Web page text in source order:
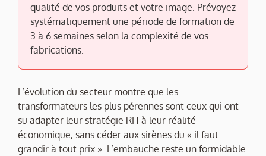
qualité de vos produits et votre image. Prévoyez
systématiquement une période de formation de
3 à 6 semaines selon la complexité de vos
fabrications.
L’évolution du secteur montre que les
transformateurs les plus pérennes sont ceux qui ont
su adapter leur stratégie RH à leur réalité
économique, sans céder aux sirènes du « il faut
grandir à tout prix ». L’embauche reste un formidable